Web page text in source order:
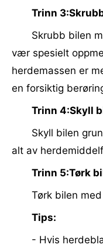
Trinn
Skrubb bilen
vær spesielt
herdemassen er
en forsiktig
Trinn 4:Skyll
Skyll bilen
alt av
Trinn 5:Tørk
Tørk bilen
Tips:
- Hvis